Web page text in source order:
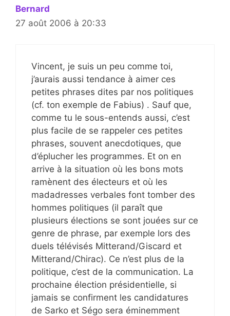
Bernard
27 août 2006 à 20:33
Vincent, je suis un peu comme toi,
j’aurais aussi tendance à aimer ces
petites phrases dites par nos politiques
(cf. ton exemple de Fabius) . Sauf que,
comme tu le sous-entends aussi, c’est
plus facile de se rappeler ces petites
phrases, souvent anecdotiques, que
d’éplucher les programmes. Et on en
arrive à la situation où les bons mots
ramènent des électeurs et où les
madadresses verbales font tomber des
hommes politiques (il paraît que
plusieurs élections se sont jouées sur ce
genre de phrase, par exemple lors des
duels télévisés Mitterand/Giscard et
Mitterand/Chirac). Ce n’est plus de la
politique, c’est de la communication. La
prochaine élection présidentielle, si
jamais se confirment les candidatures
de Sarko et Ségo sera éminemment